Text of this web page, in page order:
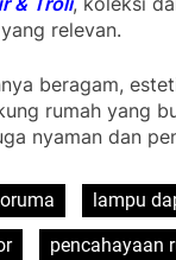
relevan.
beragam,
rumah yang
nyaman dan
lampu
pencahayaan